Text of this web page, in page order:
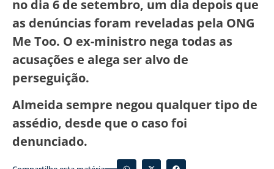
no dia 6 de setembro, um dia depois que
as denúncias foram reveladas pela ONG
Me Too. O ex-ministro nega todas as
acusações e alega ser alvo de
perseguição.
Almeida sempre negou qualquer tipo de
assédio, desde que o caso foi
denunciado.